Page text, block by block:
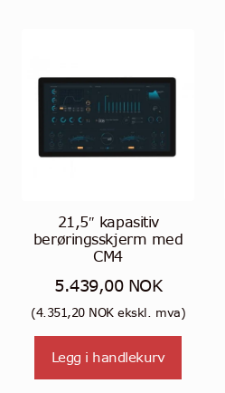
21,5″ kapasitiv
berøringsskjerm med
CM4
5.439,00 NOK
(4.351,20 NOKekskl. mva)
Legg i handlekurv